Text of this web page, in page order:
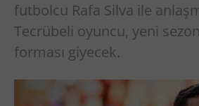
futbolcu Rafa Silva ile
Tecrübeli oyuncu, yeni
forması giyecek.